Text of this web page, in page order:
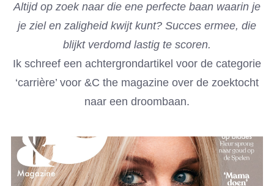
Altijd op zoek naar die ene perfecte baan waarin je
je ziel en zaligheid kwijt kunt? Succes ermee, die
blijkt verdomd lastig te scoren.
Ik schreef een achtergrondartikel voor de categorie
‘carrière’ voor &C the magazine over de zoektocht
naar een droombaan.